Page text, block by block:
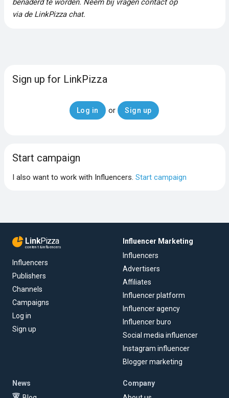
via de LinkPizza chat.
Sign up for LinkPizza
Log in or Sign up
Start campaign
I also want to work with Influencers. Start campaign
LinkPizza
content & influencers
Influencers
Publishers
Channels
Campaigns
Log in
Sign up
Influencer Marketing
Influencers
Advertisers
Affiliates
Influencer platform
Influencer agency
Influencer buro
Social media influencer
Instagram influencer
Blogger marketing
News
Company